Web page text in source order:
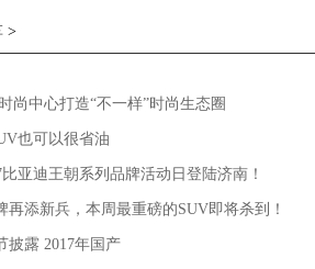
>
尚中心打造“不一样”时尚生态圈
也可以很省油
亚迪王朝系列品牌活动日登陆济南！
添新兵，本周最重磅的SUV即将杀到！
披露 2017年国产